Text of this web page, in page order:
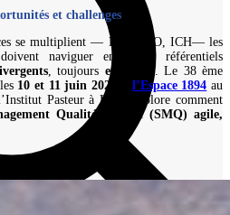
et challenges
se multiplient — BPX, ISO, ICH— les
naviguer entre des référentiels
, toujours exigeants . Le 38 ème
10 et 11 juin 2026 à l’Espace 1894 au
Pasteur à Lille, explore comment
Qualité Intégré (SMQ) agile,